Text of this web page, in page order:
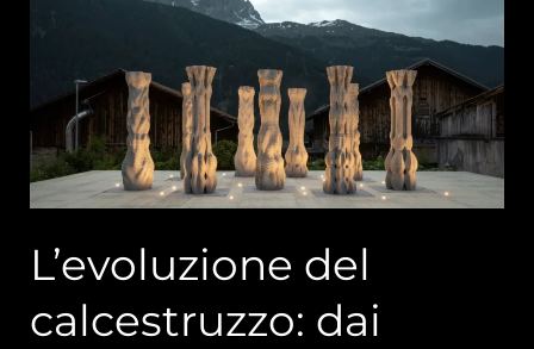
L’evoluzione del
calcestruzzo: dai
Romani
alla
digital
fabrication
age